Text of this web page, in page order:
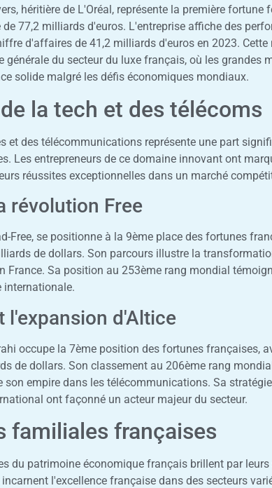
héritière de L'Oréal, représente la première fortune
77,2 milliards d'euros. L'entreprise affiche des
d'affaires de 41,2 milliards d'euros en 2023. Cette
générale du secteur du luxe français, où les grandes
solide malgré les défis économiques mondiaux.
la tech et des télécoms
et des télécommunications représente une part
Les entrepreneurs de ce domaine innovant ont
réussites exceptionnelles dans un marché
révolution Free
Free, se positionne à la 9ème place des fortunes
de dollars. Son parcours illustre la
France. Sa position au 253ème rang mondial
internationale.
l'expansion d'Altice
occupe la 7ème position des fortunes françaises,
de dollars. Son classement au 206ème rang
son empire dans les télécommunications. Sa
ont façonné un acteur majeur du secteur.
familiales françaises
du patrimoine économique français brillent par leurs
l'excellence française dans des secteurs